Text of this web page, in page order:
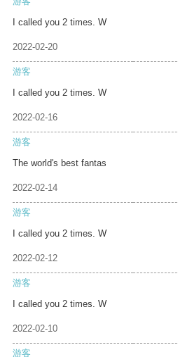
I called you 2 times. W
2022-02-20
游客
I called you 2 times. W
2022-02-16
游客
The world's best fantas
2022-02-14
游客
I called you 2 times. W
2022-02-12
游客
I called you 2 times. W
2022-02-10
游客